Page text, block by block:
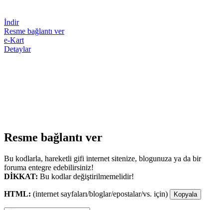
İndir
Resme bağlantı ver
e-Kart
Detaylar
Resme bağlantı ver
Bu kodlarla, hareketli gifi internet sitenize, blogunuza ya da bir
foruma entegre edebilirsiniz!
DİKKAT: Bu kodlar değiştirilmemelidir!
HTML: (internet sayfaları/bloglar/epostalar/vs. için) Kopyala